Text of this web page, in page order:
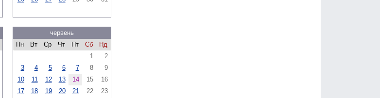
червень
Пн
Вт Ср Чт Пт Сб
Нд
1
2
3
4 5 6 7 8
9
10
11 12 13 14 15
16
17
18 19 20 21 22
23